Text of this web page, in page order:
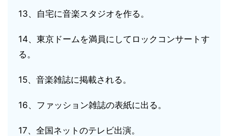
13、自宅に音楽スタジオを作る。
14、東京ドームを満員にしてロックコンサートす
る。
15、音楽雑誌に掲載される。
16、ファッション雑誌の表紙に出る。
17、全国ネットのテレビ出演。